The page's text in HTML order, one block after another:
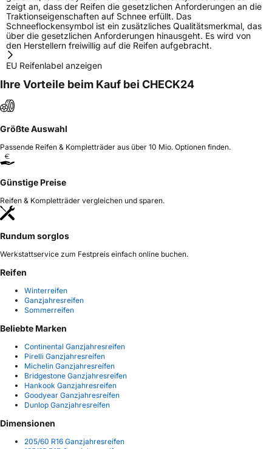
zeigt an, dass der Reifen die gesetzlichen Anforderungen an die
Traktionseigenschaften auf Schnee erfüllt. Das
Schneeflockensymbol ist ein zusätzliches Qualitätsmerkmal, das
über die gesetzlichen Anforderungen hinausgeht. Es wird von
den Herstellern freiwillig auf die Reifen aufgebracht.
EU Reifenlabel anzeigen
Ihre Vorteile beim Kauf bei CHECK24
Größte Auswahl
Passende Reifen & Kompletträder aus über 10 Mio. Optionen finden.
Günstige Preise
Reifen & Kompletträder vergleichen und sparen.
Rundum sorglos
Werkstattservice zum Festpreis einfach online buchen.
Reifen
Winterreifen
Ganzjahresreifen
Sommerreifen
Beliebte Marken
Continental Ganzjahresreifen
Pirelli Ganzjahresreifen
Michelin Ganzjahresreifen
Bridgestone Ganzjahresreifen
Hankook Ganzjahresreifen
Goodyear Ganzjahresreifen
Dunlop Ganzjahresreifen
Dimensionen
205/60 R16 Ganzjahresreifen